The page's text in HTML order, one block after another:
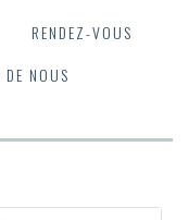
RENDEZ-VOUS
NOUS